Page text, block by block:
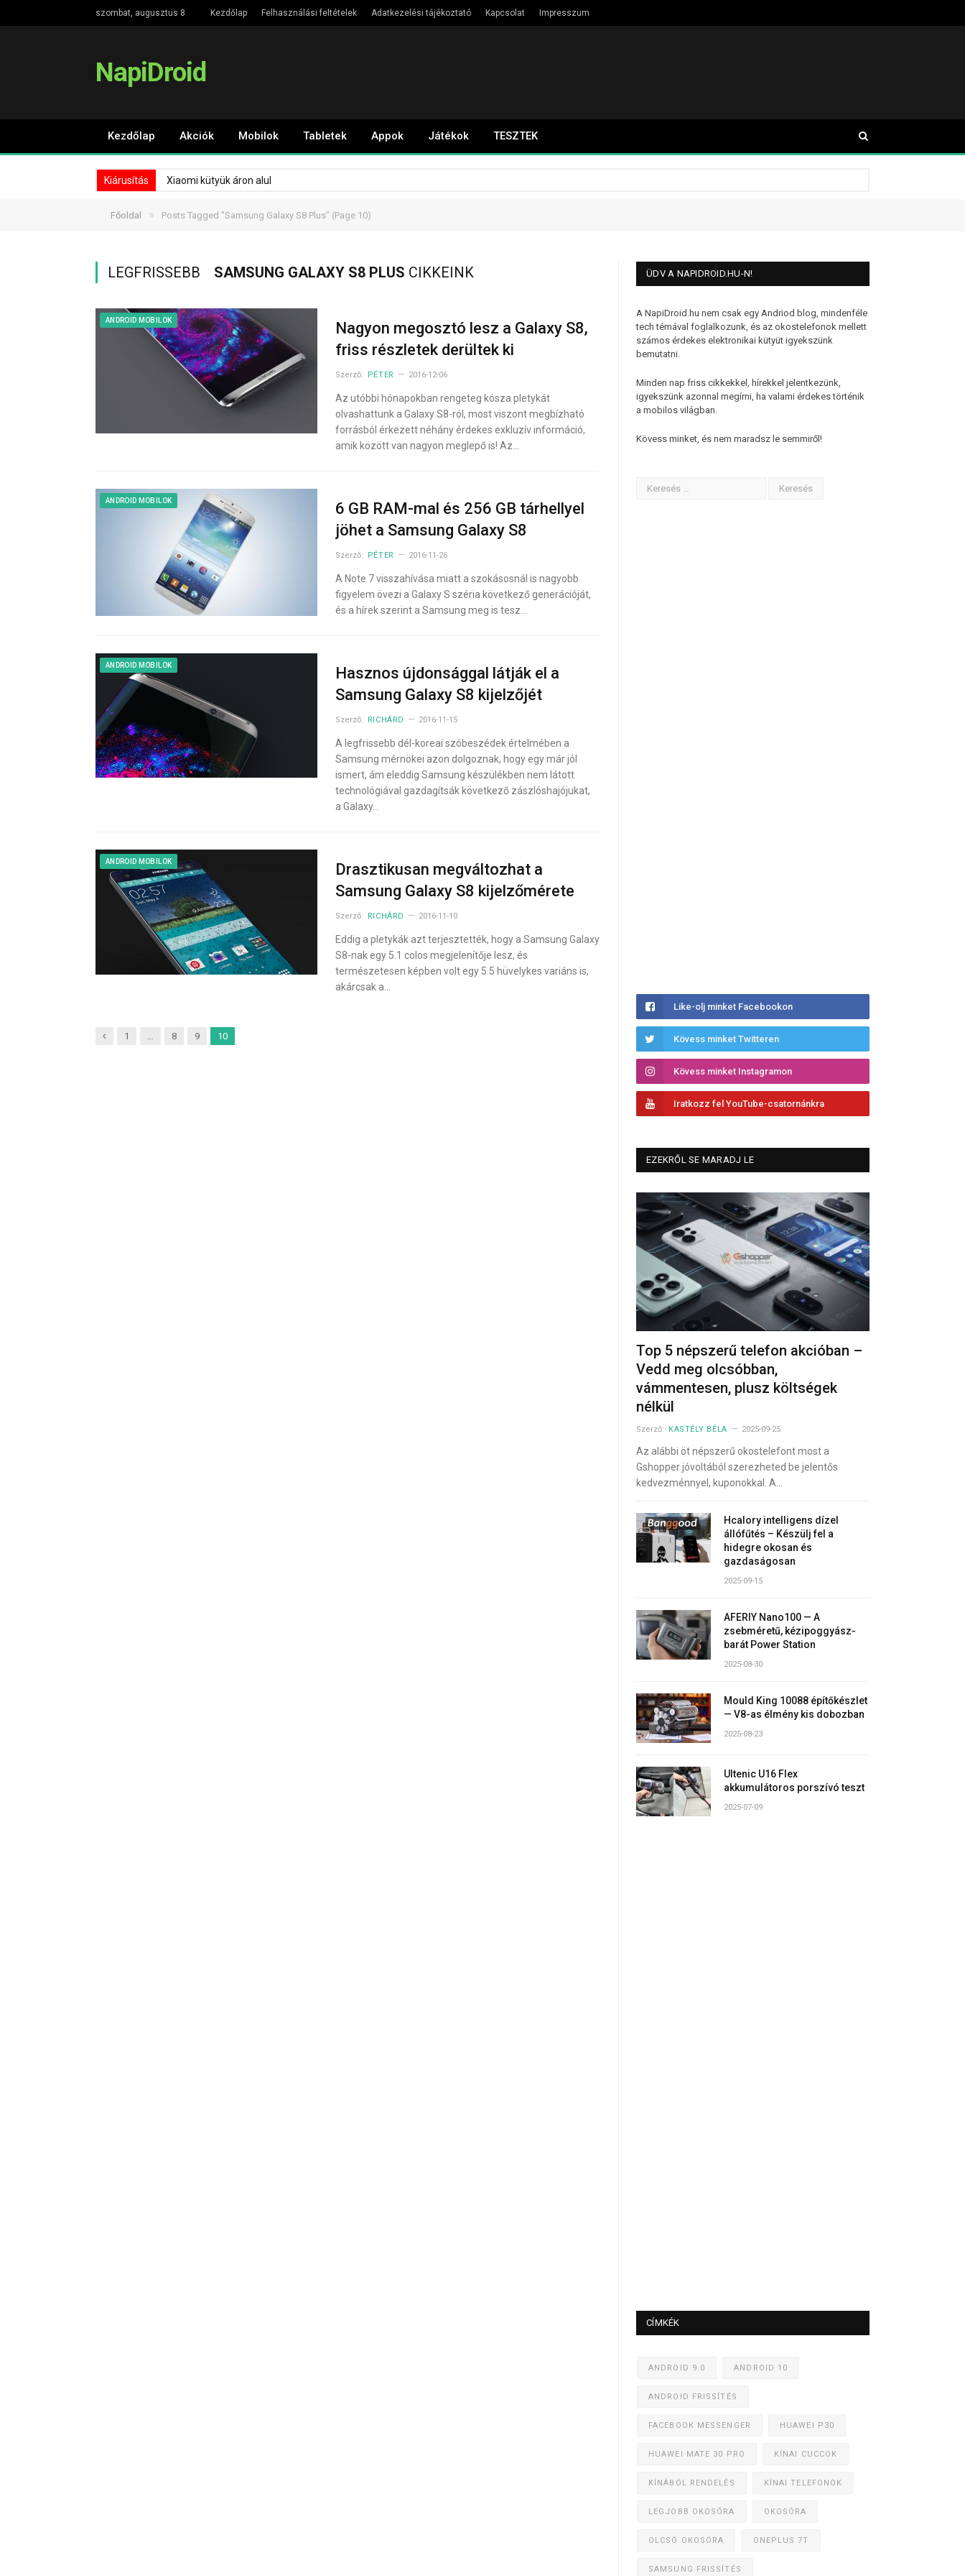
szombat, augusztus 8 Kezdőlap Felhasználási feltételek Adatkezelési tájékoztató Kapcsolat Impresszum
NapiDroid
Kezdőlap Akciók Mobilok Tabletek Appok Játékok TESZTEK
Kiárusítás Xiaomi kütyük áron alul
Főoldal » Posts Tagged "Samsung Galaxy S8 Plus" (Page 10)
LEGFRISSEBB SAMSUNG GALAXY S8 PLUS CIKKEINK
ANDROID MOBILOK
Nagyon megosztó lesz a Galaxy S8,
friss részletek derültek ki
Szerző: PÉTER 2016-12-06
Az utóbbi hónapokban rengeteg kósza pletykát
olvashattunk a Galaxy S8-ról, most viszont megbízható
forrásból érkezett néhány érdekes exkluzív információ,
amik között van nagyon meglepő is! Az…
ANDROID MOBILOK
6 GB RAM-mal és 256 GB tárhellyel
jöhet a Samsung Galaxy S8
Szerző: PÉTER 2016-11-26
A Note 7 visszahívása miatt a szokásosnál is nagyobb
figyelem övezi a Galaxy S széria következő generációját,
és a hírek szerint a Samsung meg is tesz…
ANDROID MOBILOK
Hasznos újdonsággal látják el a
Samsung Galaxy S8 kijelzőjét
Szerző: RICHÁRD 2016-11-15
A legfrissebb dél-koreai szóbeszédek értelmében a
Samsung mérnökei azon dolgoznak, hogy egy már jól
ismert, ám eleddig Samsung készülékben nem látott
technológiával gazdagítsák következő zászlóshajójukat,
a Galaxy…
ANDROID MOBILOK
Drasztikusan megváltozhat a
Samsung Galaxy S8 kijelzőmérete
Szerző: RICHÁRD 2016-11-10
Eddig a pletykák azt terjesztették, hogy a Samsung Galaxy
S8-nak egy 5.1 colos megjelenítője lesz, és
természetesen képben volt egy 5.5 hüvelykes variáns is,
akárcsak a…
Previous
1 … 8 9 10
ÜDV A NAPIDROID.HU-N!
A NapiDroid.hu nem csak egy Andriod blog, mindenféle
tech témával foglalkozunk, és az okostelefonok mellett
számos érdekes elektronikai kütyüt igyekszünk
bemutatni.
Minden nap friss cikkekkel, hírekkel jelentkezünk,
igyekszünk azonnal megírni, ha valami érdekes történik
a mobilos világban.
Kövess minket, és nem maradsz le semmiről!
Like-olj minket Facebookon
Kövess minket Twitteren
Kövess minket Instagramon
Iratkozz fel YouTube-csatornánkra
EZEKRŐL SE MARADJ LE
Top 5 népszerű telefon akcióban –
Vedd meg olcsóbban,
vámmentesen, plusz költségek
nélkül
Szerző: KASTÉLY BÉLA 2025-09-25
Az alábbi öt népszerű okostelefont most a
Gshopper jóvoltából szerezheted be jelentős
kedvezménnyel, kuponokkal. A…
Hcalory intelligens dízel
állófűtés – Készülj fel a
hidegre okosan és
gazdaságosan
2025-09-15
AFERIY Nano100 — A
zsebméretű, kézipoggyász-
barát Power Station
2025-08-30
Mould King 10088 építőkészlet
— V8-as élmény kis dobozban
2025-08-23
Ultenic U16 Flex
akkumulátoros porszívó teszt
2025-07-09
CÍMKÉK
ANDROID 9.0 ANDROID 10
ANDROID FRISSÍTÉS
FACEBOOK MESSENGER HUAWEI P30
HUAWEI MATE 30 PRO KÍNAI CUCCOK
KÍNÁBÓL RENDELÉS KÍNAI TELEFONOK
LEGJOBB OKOSÓRA OKOSÓRA
OLCSÓ OKOSÓRA ONEPLUS 7T
SAMSUNG FRISSÍTÉS